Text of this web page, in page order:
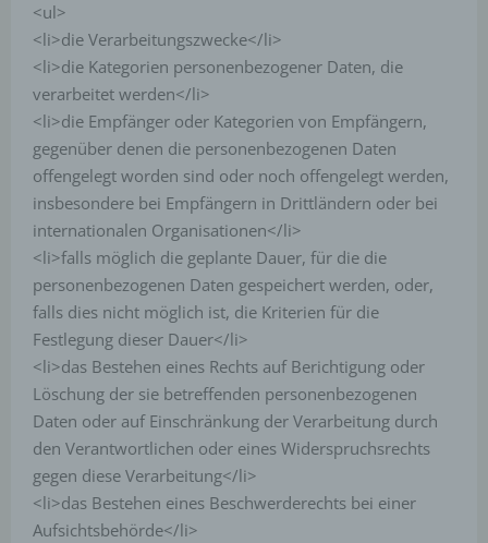
<ul>
<li>die Verarbeitungszwecke</li>
<li>die Kategorien personenbezogener Daten, die
verarbeitet werden</li>
<li>die Empfänger oder Kategorien von Empfängern,
gegenüber denen die personenbezogenen Daten
offengelegt worden sind oder noch offengelegt werden,
insbesondere bei Empfängern in Drittländern oder bei
internationalen Organisationen</li>
<li>falls möglich die geplante Dauer, für die die
personenbezogenen Daten gespeichert werden, oder,
falls dies nicht möglich ist, die Kriterien für die
Festlegung dieser Dauer</li>
<li>das Bestehen eines Rechts auf Berichtigung oder
Löschung der sie betreffenden personenbezogenen
Daten oder auf Einschränkung der Verarbeitung durch
den Verantwortlichen oder eines Widerspruchsrechts
gegen diese Verarbeitung</li>
<li>das Bestehen eines Beschwerderechts bei einer
Aufsichtsbehörde</li>
Die Registrierung der betroffenen Person unter
freiwilliger Angabe personenbezogener Daten
dient dem für die Verarbeitung Verantwortlichen
dazu, der betroffenen Person Inhalte oder
Leistungen anzubieten, die aufgrund der Natur der
Sache nur registrierten Benutzern angeboten
werden können. Registrierten Personen steht die
Möglichkeit frei, die bei der Registrierung
angegebenen personenbezogenen Daten
jederzeit abzuändern oder vollständig aus dem
Datenbestand des für die Verarbeitung
Verantwortlichen löschen zu lassen.
Der für die Verarbeitung Verantwortliche erteilt
jeder betroffenen Person jederzeit auf Anfrage
Auskunft darüber, welche personenbezogenen
Daten über die betroffene Person gespeichert sind.
Ferner berichtigt oder löscht der für die
Verarbeitung Verantwortliche personenbezogene
Daten auf Wunsch oder Hinweis der betroffenen
Person, soweit dem keine gesetzlichen
Aufbewahrungspflichten entgegenstehen. Die
Gesamtheit der Mitarbeiter des für die Verarbeitung
Verantwortlichen stehen der betroffenen Person in
diesem Zusammenhang als Ansprechpartner zur